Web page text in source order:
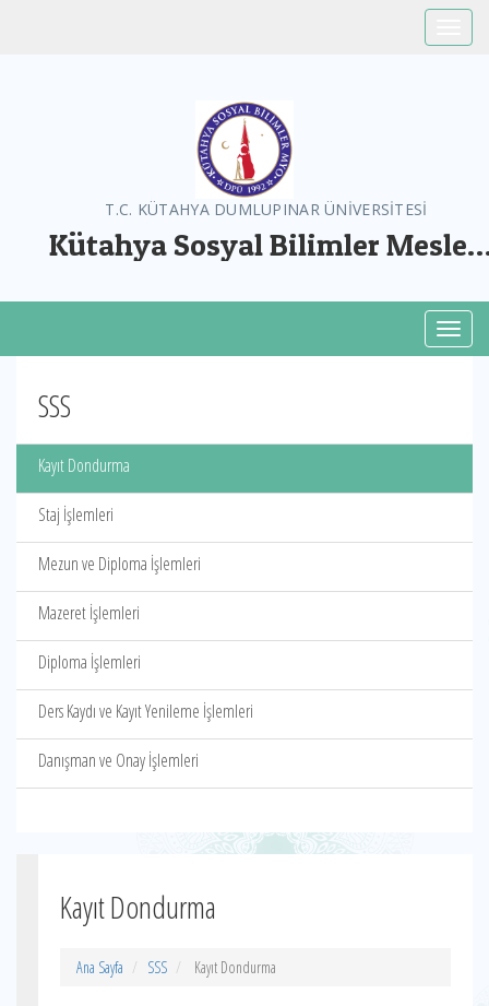
T.C. KÜTAHYA DUMLUPINAR ÜNİVERSİTESİ
Kütahya Sosyal Bilimler Meslek
SSS
Kayıt Dondurma
Staj İşlemleri
Mezun ve Diploma İşlemleri
Mazeret İşlemleri
Diploma İşlemleri
Ders Kaydı ve Kayıt Yenileme İşlemleri
Danışman ve Onay İşlemleri
Kayıt Dondurma
Ana Sayfa SSS Kayıt Dondurma